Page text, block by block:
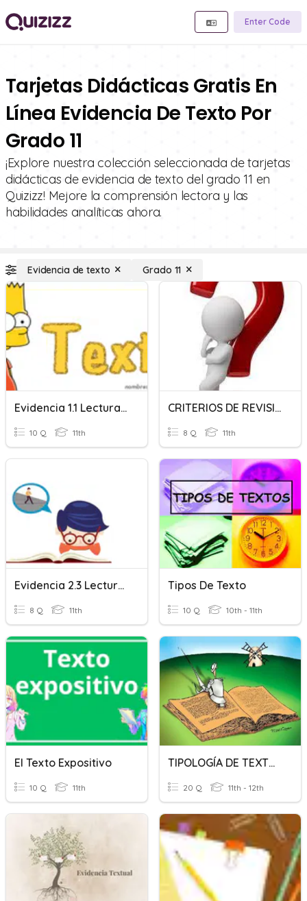
Enter Code
Tarjetas Didácticas Gratis En
Línea Evidencia De Texto Por
Grado 11
¡Explore nuestra colección seleccionada de tarjetas
didácticas de evidencia de texto del grado 11 en
Quizizz! Mejore la comprensión lectora y las
habilidades analíticas ahora.
Evidencia de texto Grado 11
Evidencia 1.1 Lectura Crítica
10 Q 11th
CRITERIOS DE REVISIÓN DE UN TEXTO
8 Q 11th
Evidencia 2.3 Lectura Crítica
8 Q 11th
Tipos De Texto
10 Q 10th - 11th
El Texto Expositivo
10 Q 11th
TIPOLOGÍA DE TEXTOS
20 Q 11th - 12th